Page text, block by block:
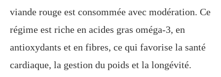
viande rouge est consommée avec modération. Ce
régime est riche en acides gras oméga-3, en
antioxydants et en fibres, ce qui favorise la santé
cardiaque, la gestion du poids et la longévité.